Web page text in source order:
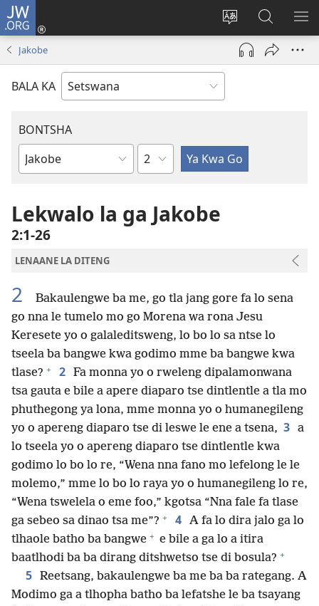
JW.ORG
Fetola
puo
ya
Tsena
tsebe
e
Senka
JW.ORG/
Jakobe
BALA KA
BONTSHA
Dibuka
Baebele
Kgaolo
Lekwalo la ga Jakobe
2:1-26
LENAANE LA DITENG
2
Bakaulengwe ba me, go tla jang gore fa lo sena
go nna le tumelo mo go Morena wa rona Jesu
Keresete yo o galaleditsweng, lo bo lo sa ntse lo
tseela ba bangwe kwa godimo mme ba bangwe kwa
tlase? + 2 Fa monna yo o rweleng dipalamonwana
tsa gauta e bile a apere diaparo tse dintlentle a tla mo
phuthegong ya lona, mme monna yo o humanegileng
yo o apereng diaparo tse di leswe le ene a tsena, 3 a
lo tseela yo o apereng diaparo tse dintlentle kwa
godimo lo bo lo re, “Wena nna fano mo lefelong le le
molemo,” mme lo bo lo raya yo o humanegileng lo re,
“Wena tswelela o eme foo,” kgotsa “Nna fale fa tlase
ga sebeo sa dinao tsa me”? + 4 A fa lo dira jalo ga lo
tlhaole batho ba bangwe + e bile a ga lo a itira
baatlhodi ba ba dirang ditshwetso tse di bosula? +
5 Reetsang, bakaulengwe ba me ba ba rategang. A
Modimo ga a tlhopha batho ba lefatshe le ba tsayang